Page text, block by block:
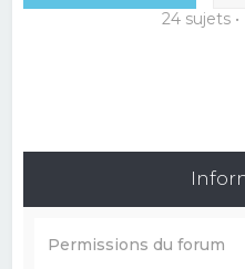
24 sujets
Permissions du forum